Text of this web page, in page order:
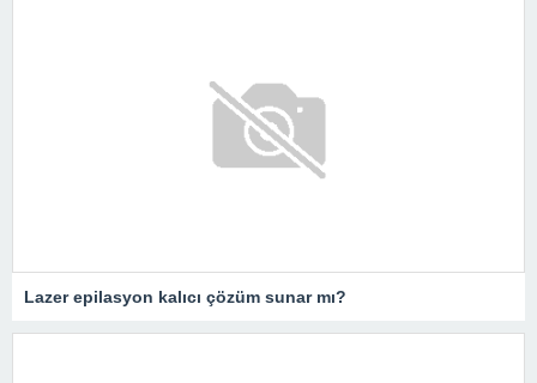
Lazer epilasyon kalıcı çözüm sunar mı?